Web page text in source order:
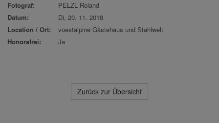
Fotograf:
PELZL Roland
Datum:
Di, 20. 11. 2018
Location / Ort:
voestalpine Gästehaus und Stahlwelt
Honorafrei:
Ja
Zurück zur Übersicht